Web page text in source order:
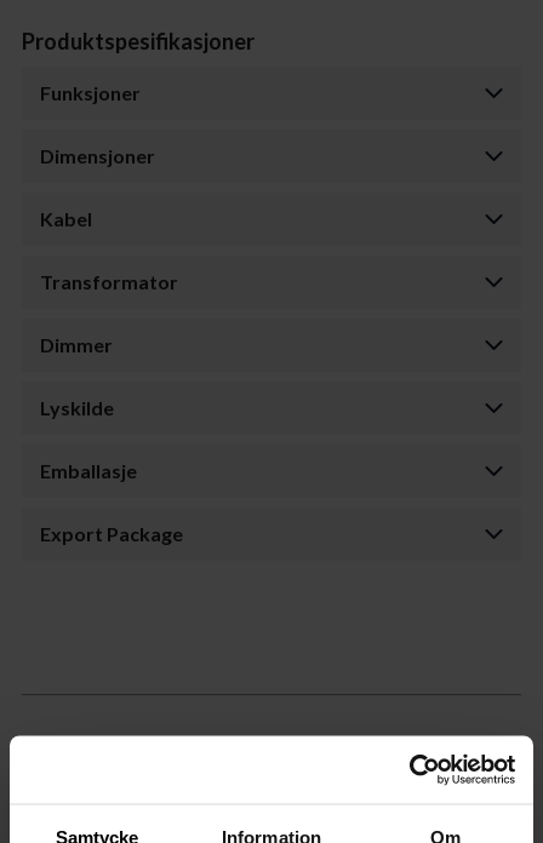
Samtycke Information Om
Produktspesifikasjoner
Funksjoner
Dimensjoner
Kabel
Transformator
Dimmer
Lyskilde
Emballasje
Export Package